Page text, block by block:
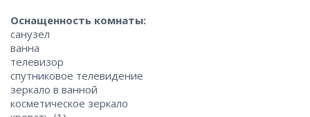
Оснащенность комнаты:
санузел
ванна
телевизор
спутниковое телевидение
зеркало в ванной
косметическое зеркало